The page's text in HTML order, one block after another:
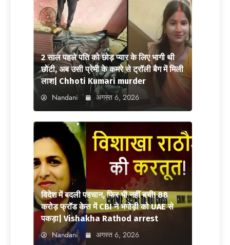
2 साल पहले पति को छोड़ प्यार के लिए भागी थी
छोटी, अब उसी प्रेमी के कमरे से ट्रॉली बैग में मिली
लाश| Chhoti Kumari murder
Nandani अगस्त 6, 2026
विदेश में बदली पहचान, फिर भी नहीं बची! 88
करोड़ फ्रॉड केस में CBI ने भगोड़ी को UAE से
पकड़ा| Vishakha Rathod arrest
Nandani अगस्त 6, 2026